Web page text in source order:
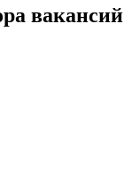
вакансий